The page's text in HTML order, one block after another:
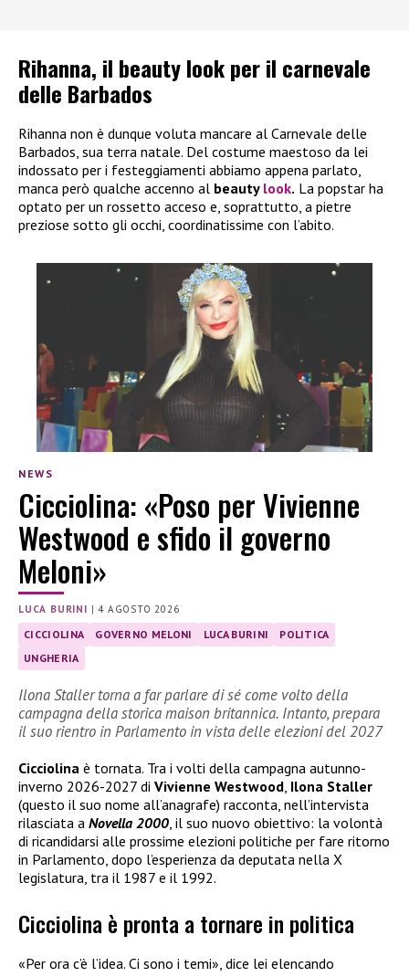
Rihanna, il beauty look per il carnevale
delle Barbados
Rihanna non è dunque voluta mancare al Carnevale delle
Barbados, sua terra natale. Del costume maestoso da lei
indossato per i festeggiamenti abbiamo appena parlato,
manca però qualche accenno al beauty look. La popstar ha
optato per un rossetto acceso e, soprattutto, a pietre
preziose sotto gli occhi, coordinatissime con l’abito.
NEWS
Cicciolina: «Poso per Vivienne
Westwood e sfido il governo
Meloni»
LUCA BURINI |4 AGOSTO 2026
CICCIOLINA GOVERNO MELONI LUCA BURINI
POLITICA
UNGHERIA
Ilona Staller torna a far parlare di sé come volto della
campagna della storica maison britannica. Intanto, prepara
il suo rientro in Parlamento in vista delle elezioni del 2027
Cicciolina è tornata. Tra i volti della campagna autunno-
inverno 2026-2027 di Vivienne Westwood Ilona Staller
(questo il suo nome all’anagrafe) racconta, nell’intervista
rilasciata a Novella 2000 , il suo nuovo obiettivo: la volontà
di ricandidarsi alle prossime elezioni politiche per fare ritorno
in Parlamento, dopo l’esperienza da deputata nella X
legislatura, tra il 1987 e il 1992.
Cicciolina è pronta a tornare in politica
«Per ora c’è l’idea. Ci sono i temi», dice lei elencando